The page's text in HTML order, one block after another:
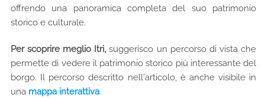
offrendo una panoramica completa del suo patrimonio
storico e culturale.
Per scoprire meglio Itri, suggerisco un percorso di vista che
permette di vedere il patrimonio storico più interessante del
borgo. Il percorso descritto nell'articolo, è anche visibile in
una mappa interattiva.